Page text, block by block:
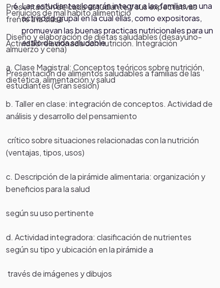
Las estudiantes lograrán integrar a las familias en una
actividad grupal en la cual ellas, como expositoras,
promuevan las buenas practicas nutricionales para un
estilo de vida saludable
Perjuicios de mal habito alimenticio
Diseño y elaboración de dietas saludables (desayuno-
almuerzo y cena)
Presentación de alimentos saludables a familias de las
estudiantes (Gran sesión)
Presentación de cada estudiante y sus expectativas
frente a la clase
Actividad relacionada con nutrición. Integración
a. Clase Magistral: Conceptos teóricos sobre nutrición,
dietética, alimentación y salud
b. Taller en clase: integración de conceptos. Actividad de
análisis y desarrollo del pensamiento
crítico sobre situaciones relacionadas con la nutrición
(ventajas, tipos, usos)
c. Descripción de la pirámide alimentaria: organización y
beneficios para la salud
según su uso pertinente
d. Actividad integradora: clasificación de nutrientes
según su tipo y ubicación en la pirámide a
través de imágenes y dibujos